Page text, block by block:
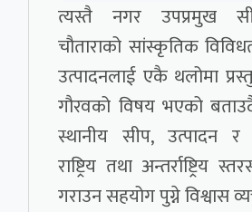
त्यस्तै नगर उपप्रमुख
चौताराको सांस्कृतिक
उत्पादनलाई एकै थलोमा
गौरवको विषय भएको
स्थानीय सीप, उत्पादन
राष्ट्रिय तथा अन्तर्राष्ट्रिय
गराउन सहयोग पुग्ने विश्वास